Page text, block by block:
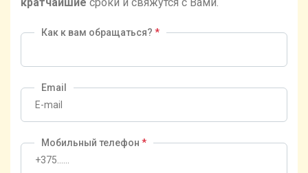
Как к вам обращаться? *
Email
Мобильный телефон *